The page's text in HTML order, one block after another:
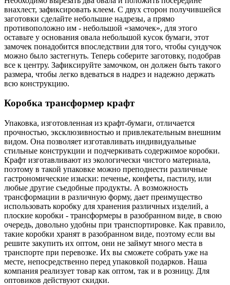
внахлест, зафиксировать клеем. С двух сторон получившейся
заготовки сделайте небольшие надрезы, а прямо
противоположно им - небольшой «замочек», для этого
оставьте у основания овала небольшой кусок бумаги, этот
замочек понадобится впоследствии для того, чтобы сундучок
можно было застегнуть. Теперь соберите заготовку, подобрав
все к центру. Зафиксируйте замочком, он должен быть такого
размера, чтобы легко вдеваться в надрез и надежно держать
всю конструкцию.
Коробка трансформер крафт
Упаковка, изготовленная из крафт-бумаги, отличается
прочностью, эксклюзивностью и привлекательным внешним
видом. Она позволяет изготавливать индивидуальные
стильные конструкции и подчеркивать содержимое коробки.
Крафт изготавливают из экологически чистого материала,
поэтому в такой упаковке можно преподнести различные
гастрономические изыски: печенье, конфеты, пастилу, или
любые другие съедобные продукты. А возможность
трансформации в различную форму, дает преимущество
использовать коробку для хранения различных изделий, а
плоские коробки - трансформеры в разобранном виде, в свою
очередь, довольно удобны при транспортировке. Как правило,
такие коробки хранят в разобранном виде, поэтому если вы
решите закупить их оптом, они не займут много места в
транспорте при перевозке. Их вы сможете собрать уже на
месте, непосредственно перед упаковкой подарков. Наша
компания реализует товар как оптом, так и в розницу. Для
оптовиков действуют скидки.